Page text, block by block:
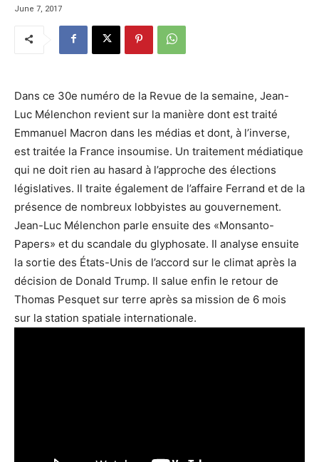
June 7, 2017
Dans ce 30e numéro de la Revue de la semaine, Jean-
Luc Mélenchon revient sur la manière dont est traité
Emmanuel Macron dans les médias et dont, à l’inverse,
est traitée la France insoumise. Un traitement médiatique
qui ne doit rien au hasard à l’approche des élections
législatives. Il traite également de l’affaire Ferrand et de la
présence de nombreux lobbyistes au gouvernement.
Jean-Luc Mélenchon parle ensuite des «Monsanto-
Papers» et du scandale du glyphosate. Il analyse ensuite
la sortie des États-Unis de l’accord sur le climat après la
décision de Donald Trump. Il salue enfin le retour de
Thomas Pesquet sur terre après sa mission de 6 mois
sur la station spatiale internationale.